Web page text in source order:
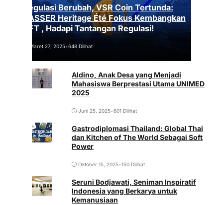
Regulasi Berubah, VSR Coin Tertunda:
VASSER Heritage Été Fokus Kembangkan
NFT , Hadapi Tantangan Regulasi!
Maret 27, 2025•648 Dilihat
Aldino, Anak Desa yang Menjadi
Mahasiswa Berprestasi Utama UNIMED
2025
Juni 25, 2025•601 Dilihat
Gastrodiplomasi Thailand: Global Thai
dan Kitchen of The World Sebagai Soft
Power
Oktober 15, 2025•150 Dilihat
Seruni Bodjawati, Seniman Inspiratif
Indonesia yang Berkarya untuk
Kemanusiaan